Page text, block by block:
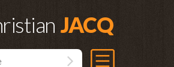
Christian